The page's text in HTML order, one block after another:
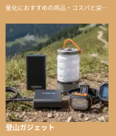
量化におすすめの商品・コスパと栄養
登山ガジェット